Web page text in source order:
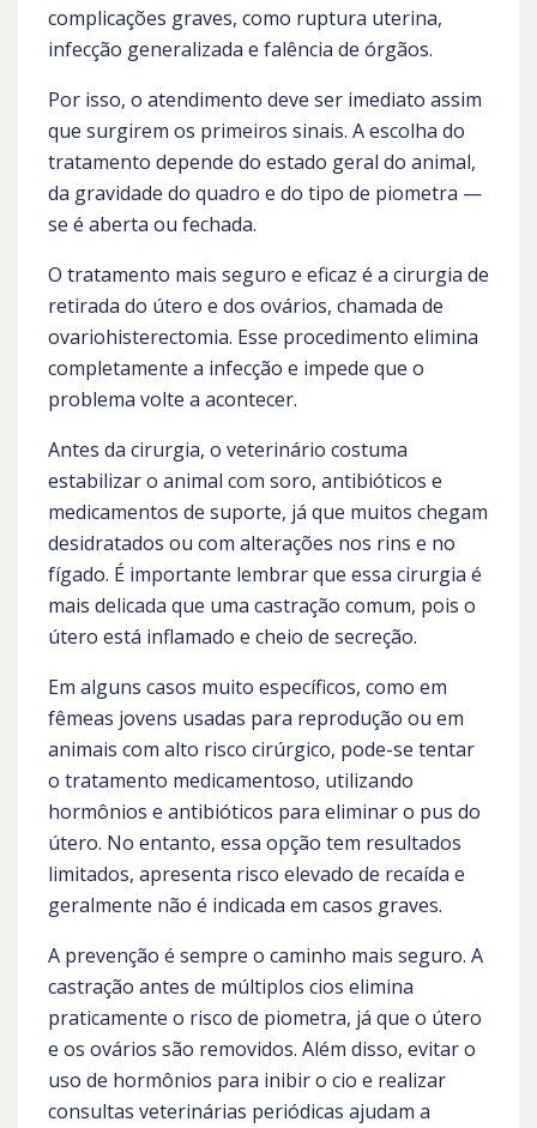
complicações graves, como ruptura uterina,
infecção generalizada e falência de órgãos.
Por isso, o atendimento deve ser imediato assim
que surgirem os primeiros sinais. A escolha do
tratamento depende do estado geral do animal,
da gravidade do quadro e do tipo de piometra —
se é aberta ou fechada.
O tratamento mais seguro e eficaz é a cirurgia de
retirada do útero e dos ovários, chamada de
ovariohisterectomia. Esse procedimento elimina
completamente a infecção e impede que o
problema volte a acontecer.
Antes da cirurgia, o veterinário costuma
estabilizar o animal com soro, antibióticos e
medicamentos de suporte, já que muitos chegam
desidratados ou com alterações nos rins e no
fígado. É importante lembrar que essa cirurgia é
mais delicada que uma castração comum, pois o
útero está inflamado e cheio de secreção.
Em alguns casos muito específicos, como em
fêmeas jovens usadas para reprodução ou em
animais com alto risco cirúrgico, pode-se tentar
o tratamento medicamentoso, utilizando
hormônios e antibióticos para eliminar o pus do
útero. No entanto, essa opção tem resultados
limitados, apresenta risco elevado de recaída e
geralmente não é indicada em casos graves.
A prevenção é sempre o caminho mais seguro. A
castração antes de múltiplos cios elimina
praticamente o risco de piometra, já que o útero
e os ovários são removidos. Além disso, evitar o
uso de hormônios para inibir o cio e realizar
consultas veterinárias periódicas ajudam a